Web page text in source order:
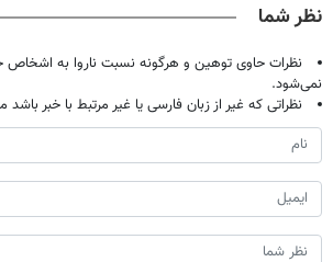
نظر شما
نظرات حاوی توهین و هرگونه نسبت ناروا به
نمی‌شود.
نظراتی که غیر از زبان فارسی یا غیر مرتبط با خبر